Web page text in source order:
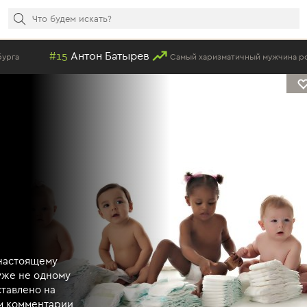
#15 Антон Батырев Самый харизматичный мужчина российского
не одному
на
комментарии,